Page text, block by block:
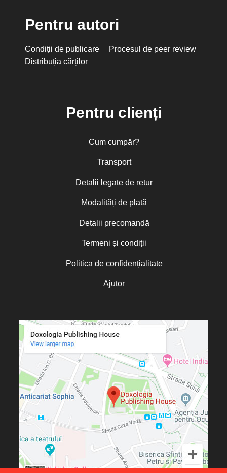
Pentru autori
Condiții de publicare
Procesul de peer review
Distribuția cărților
Pentru clienți
Cum cumpăr?
Transport
Detalii legate de retur
Modalități de plată
Detalii precomandă
Termeni și condiții
Politica de confidențialitate
Ajutor